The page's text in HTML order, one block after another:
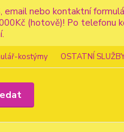
email nebo kontaktní
(hotově)! Po telefonu
kostýmy OSTATNÍ